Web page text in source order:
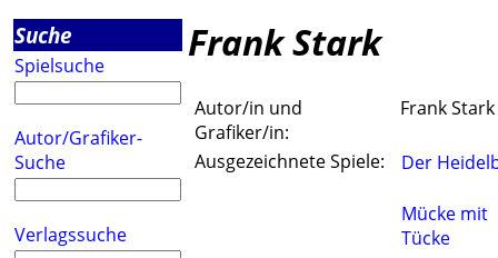
Suche
Spielsuche
Autor/Grafiker-
Suche
Verlagssuche
Frank Stark
Autor/in und
Grafiker/in:
Frank Stark
Ausgezeichnete Spiele: Der
Mücke mit
Tücke